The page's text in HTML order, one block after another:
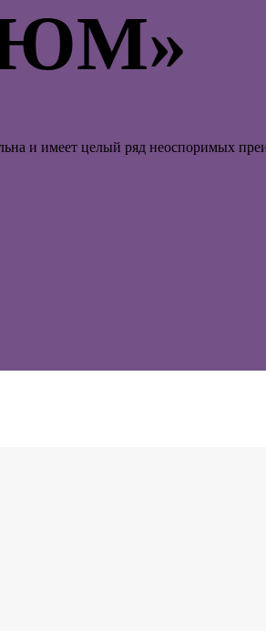
и имеет целый ряд неоспоримых